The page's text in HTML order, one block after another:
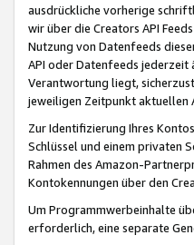
ausdrückliche vorherige
wir über die Creators API
Nutzung von Datenfeeds
API oder Datenfeeds jederzeit
Verantwortung liegt,
jeweiligen Zeitpunkt aktuellen
Zur Identifizierung Ihres
Schlüssel und einem privaten
Rahmen des Amazon-
Kontokennungen über den
Um Programmwerbeinhalte
erforderlich, eine separate